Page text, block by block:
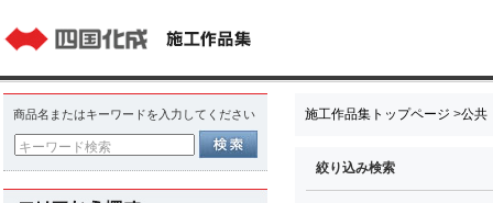
商品名またはキーワードを入力してください
キーワード検索
施工作品集トップページ >公共
絞り込み検索